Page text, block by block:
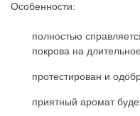
Особенности:
полностью
покрова на
протестирован и
приятный аромат